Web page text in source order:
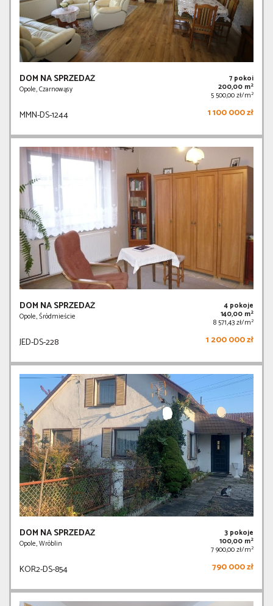
DOM NA SPRZEDAŻ
Opole, Czarnowąsy
7 pokoi
200,00 m2
5 500,00 zł/m2
MMN-DS-1244 1 100 000 zł
DOM NA SPRZEDAŻ
Opole, Śródmieście
4 pokoje
140,00 m2
8 571,43 zł/m2
JED-DS-228 1 200 000 zł
DOM NA SPRZEDAŻ
Opole, Wróblin
3 pokoje
100,00 m2
7 900,00 zł/m2
KOR2-DS-854 790 000 zł